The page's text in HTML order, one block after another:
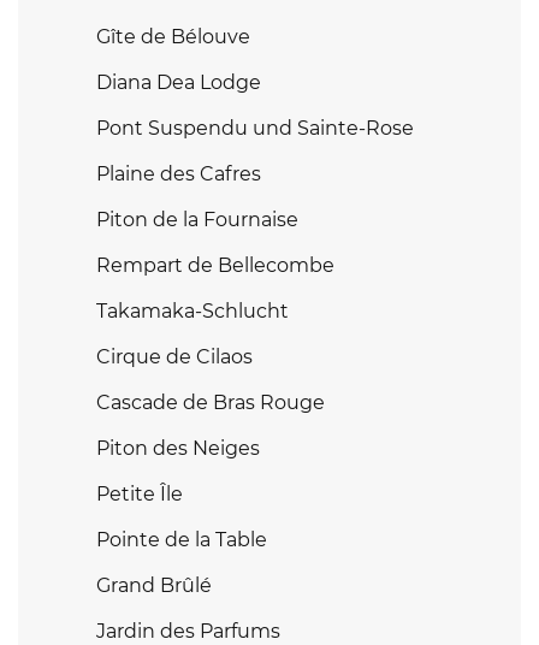
Gîte de Bélouve
Diana Dea Lodge
Pont Suspendu und Sainte-Rose
Plaine des Cafres
Piton de la Fournaise
Rempart de Bellecombe
Takamaka-Schlucht
Cirque de Cilaos
Cascade de Bras Rouge
Piton des Neiges
Petite Île
Pointe de la Table
Grand Brûlé
Jardin des Parfums